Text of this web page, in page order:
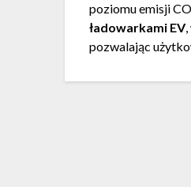
poziomu emisji CO
ładowarkami EV
pozwalając